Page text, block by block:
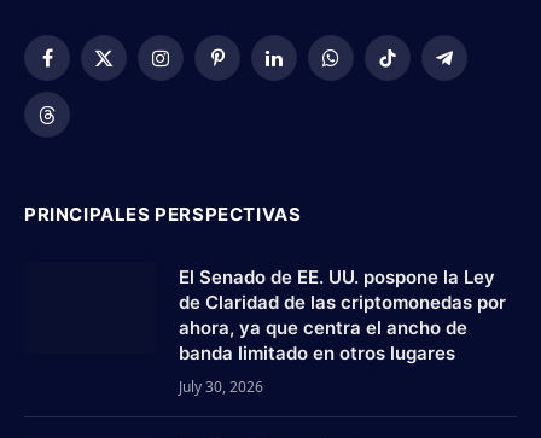
Facebook
X
InstagramPinterestLinkedInWhatsApp
TikTok Telegram
Threads
PRINCIPALES PERSPECTIVAS
El Senado de EE. UU. pospone la Ley
de Claridad de las criptomonedas por
ahora, ya que centra el ancho de
banda limitado en otros lugares
July 30, 2026